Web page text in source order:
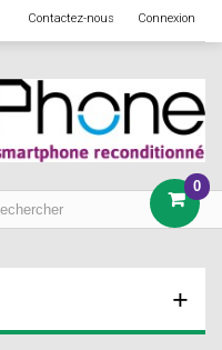
Connexion
Contactez-nous
0